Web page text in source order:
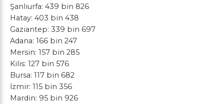
Şanlıurfa: 439 bin 826
Hatay: 403 bin 438
Gaziantep: 339 bin 697
Adana: 166 bin 247
Mersin: 157 bin 285
Kilis: 127 bin 576
Bursa: 117 bin 682
İzmir: 115 bin 356
Mardin: 95 bin 926